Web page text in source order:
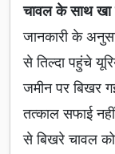
चावल के साथ खा
जानकारी के
से तिल्दा पहुंचे
जमीन पर बिखर
तत्काल सफाई
से बिखरे चावल